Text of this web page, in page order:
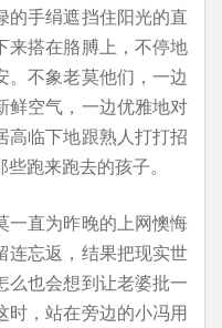
的手绢遮挡住阳光的直
来搭在胳膊上，不停地
。不象老莫他们，一边
鲜空气，一边优雅地对
高临下地跟熟人打打招
跑来跑去的孩子。
一直为昨晚的上网懊悔
连忘返，结果把现实世
么也会想到让老婆批一
时，站在旁边的小冯用